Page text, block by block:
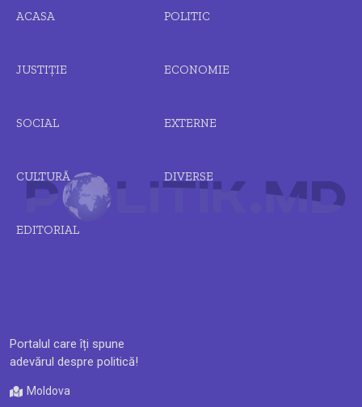
Portalul care îți spune
adevărul despre politică!
Moldova
ACASA POLITIC
JUSTIȚIE ECONOMIE
SOCIAL EXTERNE
CULTURĂ DIVERSE
EDITORIAL